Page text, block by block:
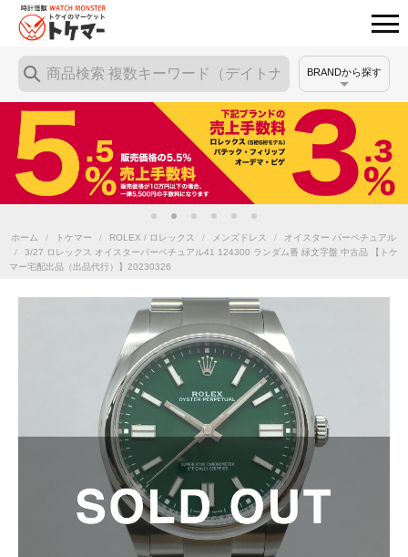
BRANDから探す
ホーム / トケマー / ROLEX / ロレックス / メンズドレス /
オイスター パーペチュアル
/
3/27 ロレックス オイスターパーペチュアル41 124300 ランダム番 緑文字盤 中古品 【トケ
マー宅配出品（出品代行）】20230326